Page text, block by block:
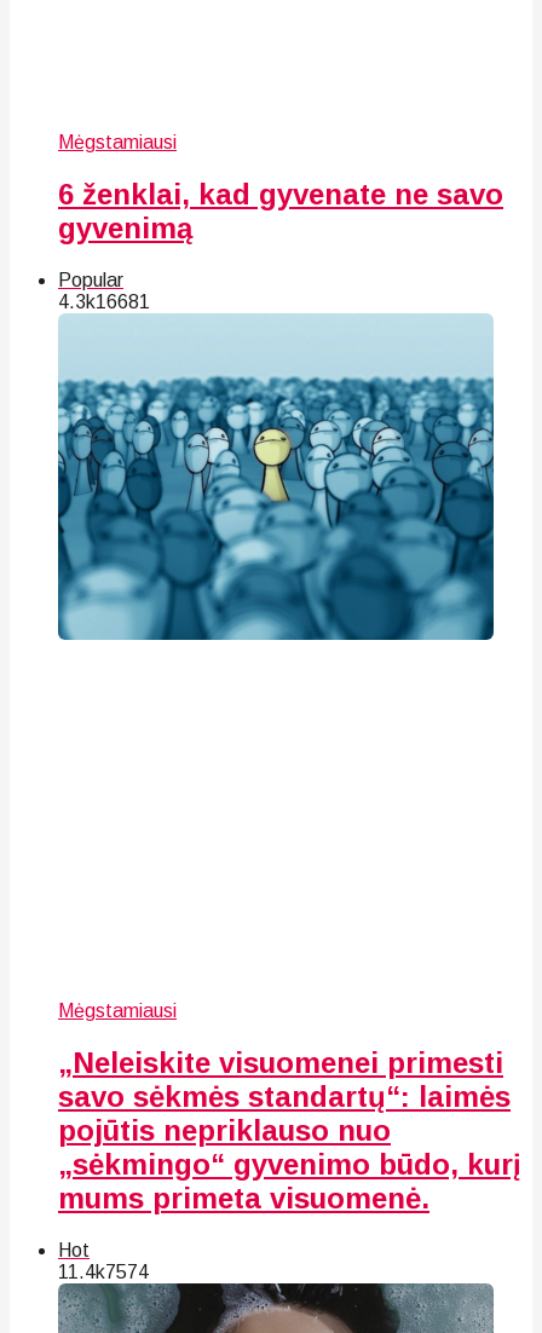
Mėgstamiausi
6 ženklai, kad gyvenate ne savo
gyvenimą
Popular
4.3k16681
Mėgstamiausi
„Neleiskite visuomenei primesti
savo sėkmės standartų“: laimės
pojūtis nepriklauso nuo
„sėkmingo“ gyvenimo būdo, kurį
mums primeta visuomenė.
Hot
11.4k7574